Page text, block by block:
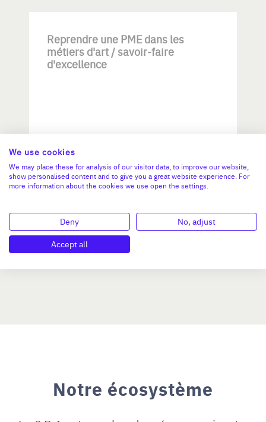
Reprendre une PME dans les
métiers d'art / savoir-faire
d'excellence
Investissement max:
>2 M€ et <= 5 M€
Notre écosystème
We use cookies
We may place these for analysis of our visitor data, to improve our website,
show personalised content and to give you a great website experience. For
more information about the cookies we use open the settings.
Deny
No, adjust
Accept all